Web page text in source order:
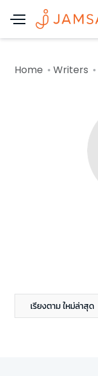
Home Writers
เรียงตาม ใหม่ล่าสุด